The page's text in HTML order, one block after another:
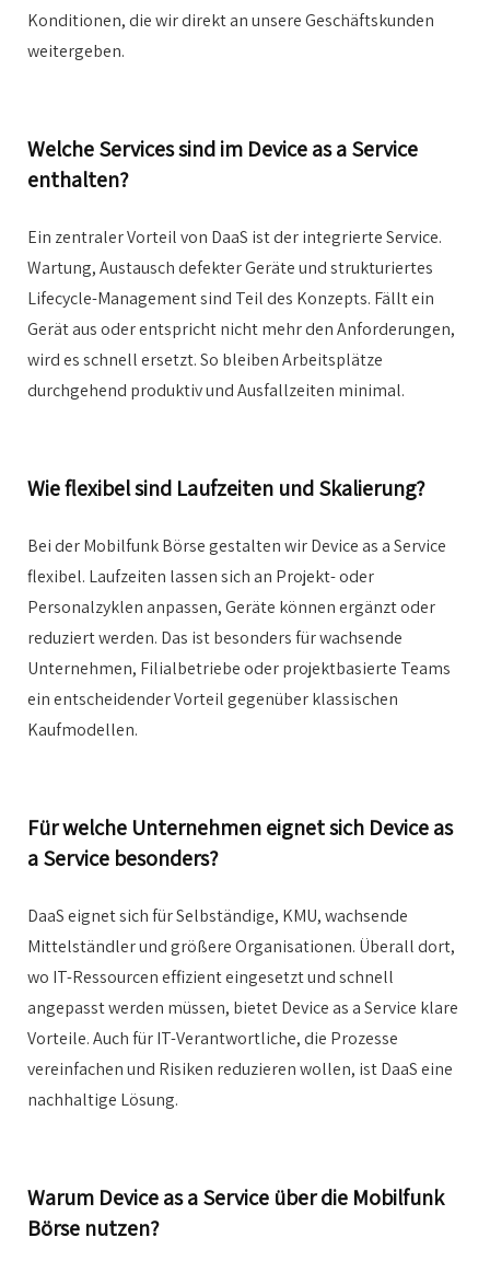
Konditionen, die wir direkt an unsere Geschäftskunden
weitergeben.
Welche Services sind im Device as a Service
enthalten?
Ein zentraler Vorteil von DaaS ist der integrierte Service.
Wartung, Austausch defekter Geräte und strukturiertes
Lifecycle-Management sind Teil des Konzepts. Fällt ein
Gerät aus oder entspricht nicht mehr den Anforderungen,
wird es schnell ersetzt. So bleiben Arbeitsplätze
durchgehend produktiv und Ausfallzeiten minimal.
Wie flexibel sind Laufzeiten und Skalierung?
Bei der Mobilfunk Börse gestalten wir Device as a Service
flexibel. Laufzeiten lassen sich an Projekt- oder
Personalzyklen anpassen, Geräte können ergänzt oder
reduziert werden. Das ist besonders für wachsende
Unternehmen, Filialbetriebe oder projektbasierte Teams
ein entscheidender Vorteil gegenüber klassischen
Kaufmodellen.
Für welche Unternehmen eignet sich Device as
a Service besonders?
DaaS eignet sich für Selbständige, KMU, wachsende
Mittelständler und größere Organisationen. Überall dort,
wo IT-Ressourcen effizient eingesetzt und schnell
angepasst werden müssen, bietet Device as a Service klare
Vorteile. Auch für IT-Verantwortliche, die Prozesse
vereinfachen und Risiken reduzieren wollen, ist DaaS eine
nachhaltige Lösung.
Warum Device as a Service über die Mobilfunk
Börse nutzen?